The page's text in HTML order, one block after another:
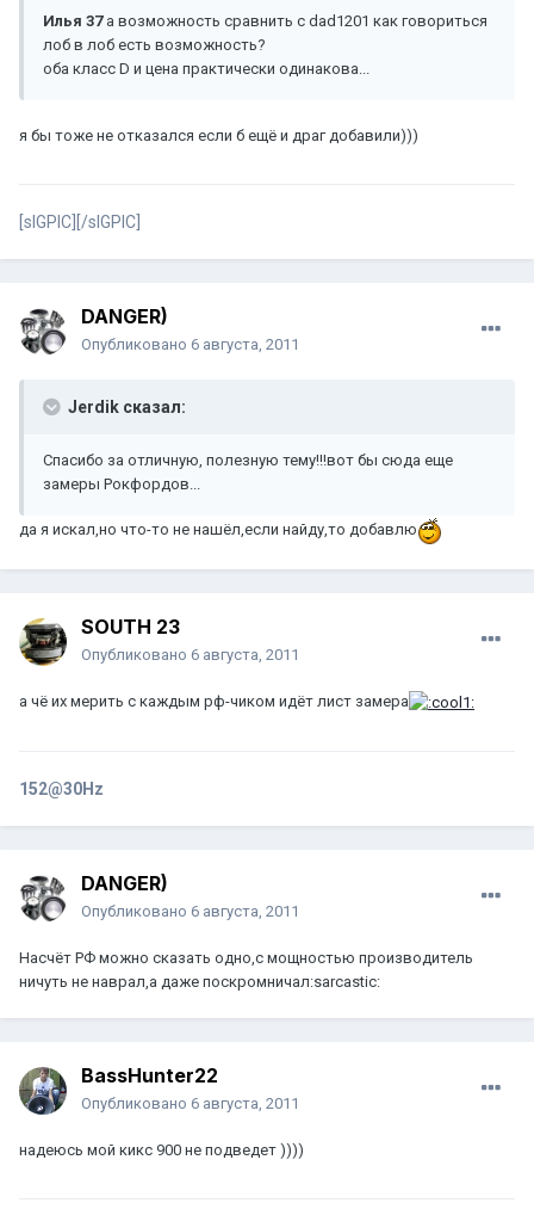
Илья 37 а возможность сравнить с dad1201 как говориться
лоб в лоб есть возможность?
оба класс D и цена практически одинакова...
я бы тоже не отказался если б ещё и драг добавили)))
[sIGPIC][/sIGPIC]
DANGER)
Опубликовано 6 августа, 2011
Jerdik сказал:
Спасибо за отличную, полезную тему!!!вот бы сюда еще
замеры Рокфордов...
да я искал,но что-то не нашёл,если найду,то добавлю
SOUTH 23
Опубликовано 6 августа, 2011
а чё их мерить с каждым рф-чиком идёт лист замера
152@30Hz
DANGER)
Опубликовано 6 августа, 2011
Насчёт РФ можно сказать одно,с мощностью производитель
ничуть не наврал,а даже поскромничал:sarcastic:
BassHunter22
Опубликовано 6 августа, 2011
надеюсь мой кикс 900 не подведет ))))